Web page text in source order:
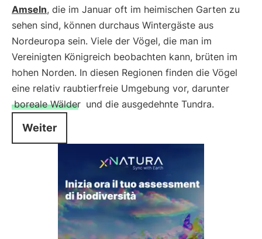
Amseln, die im Januar oft im heimischen Garten zu
sehen sind, können durchaus Wintergäste aus
Nordeuropa sein. Viele der Vögel, die man im
Vereinigten Königreich beobachten kann, brüten im
hohen Norden. In diesen Regionen finden die Vögel
eine relativ raubtierfreie Umgebung vor, darunter
boreale Wälder und die ausgedehnte Tundra.
Weiter